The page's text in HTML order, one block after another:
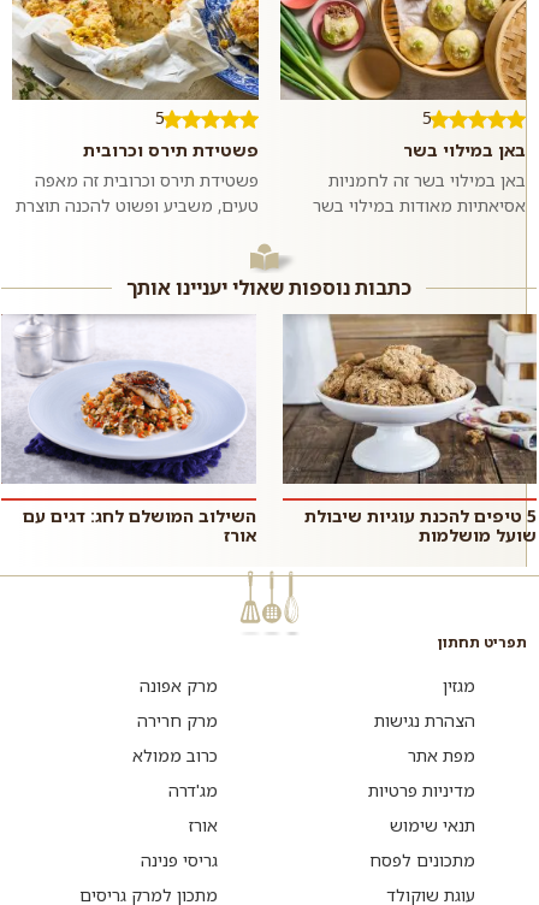
5
באן במילוי בשר
באן במילוי בשר זה לחמניות
אסיאתיות מאודות במילוי בשר
5
פשטידת תירס וכרובית
פשטידת תירס וכרובית זה מאפה
טעים, משביע ופשוט להכנה תוצרת
מחמיא לטעמה של הכרובית. כדאי
לנסות...
כתבות נוספות שאולי יעניינו אותך
5 טיפים להכנת עוגיות שיבולת
שועל מושלמות
השילוב המושלם לחג: דגים עם
אורז
תפריט תחתון
מגזין
הצהרת נגישות
מפת אתר
מדיניות פרטיות
תנאי שימוש
מתכונים לפסח
עוגת שוקולד
מרק אפונה
מרק חרירה
כרוב ממולא
מג'דרה
אורז
גריסי פנינה
מתכון למרק גריסים